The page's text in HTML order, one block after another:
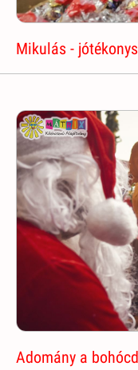
Mikulás -
Adomány a